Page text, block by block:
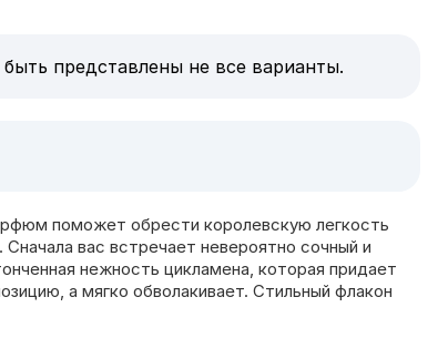
представлены не все варианты.
поможет обрести королевскую легкость
вас встречает невероятно сочный и
нежность цикламена, которая придает
а мягко обволакивает. Стильный флакон